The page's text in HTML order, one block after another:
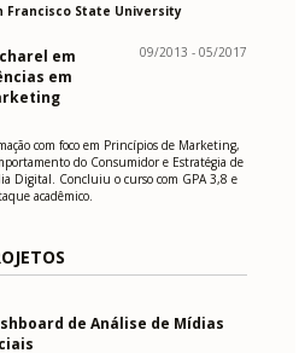
Francisco State University
em
em
09/2013 - 05/2017
com foco em Princípios de Marketing,
do Consumidor e Estratégia de
Digital. Concluiu o curso com GPA 3,8 e
acadêmico.
de Análise de Mídias